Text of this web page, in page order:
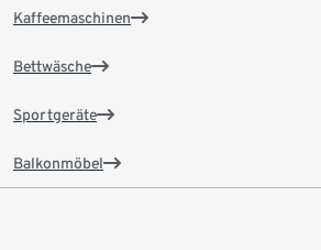
Kaffeemaschinen
Bettwäsche
Sportgeräte
Balkonmöbel